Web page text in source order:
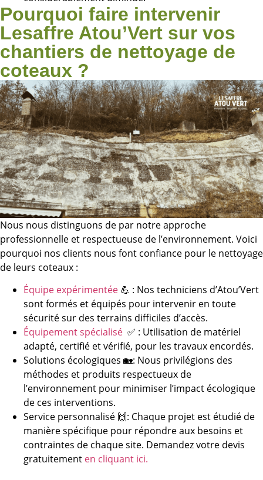
Pourquoi faire intervenir
Lesaffre Atou’Vert sur vos
chantiers de nettoyage de
coteaux ?
Nous nous distinguons de par notre approche
professionnelle et respectueuse de l’environnement. Voici
pourquoi nos clients nous font confiance pour le nettoyage
de leurs coteaux :
Équipe expérimentée 💪 : Nos techniciens d’Atou’Vert
sont formés et équipés pour intervenir en toute
sécurité sur des terrains difficiles d’accès.
Équipement spécialisé ✅ : Utilisation de matériel
adapté, certifié et vérifié, pour les travaux encordés.
Solutions écologiques 🏡: Nous privilégions des
méthodes et produits respectueux de
l’environnement pour minimiser l’impact écologique
de ces interventions.
Service personnalisé 🙌: Chaque projet est étudié de
manière spécifique pour répondre aux besoins et
contraintes de chaque site. Demandez votre devis
gratuitement en cliquant ici.